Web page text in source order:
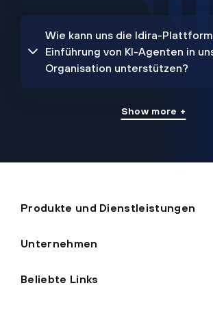
Wie kann uns die Idira-
Einführung von KI-Agenten in
Organisation unterstützen?
Show more +
Produkte und Dienstleistungen
Unternehmen
Beliebte Links